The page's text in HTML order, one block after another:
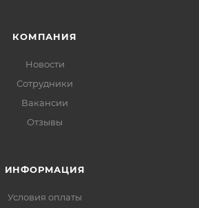
КОМПАНИЯ
Новости
Сотрудники
Вакансии
Отзывы
ИНФОРМАЦИЯ
Условия оплаты